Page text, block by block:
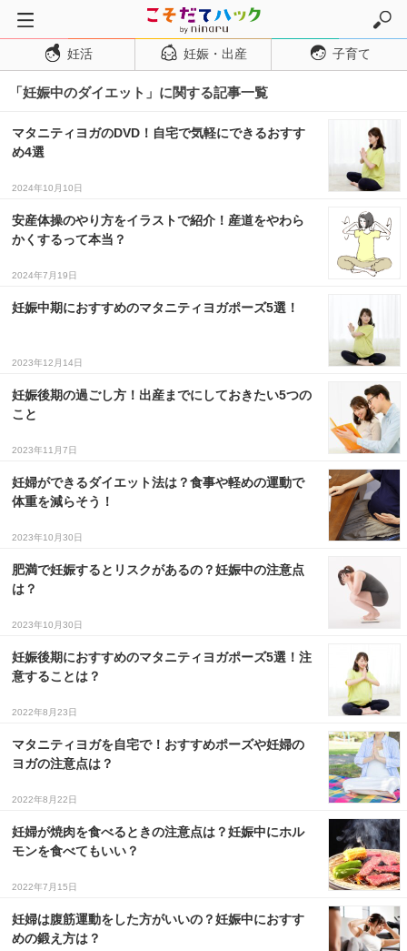
トップページ
妊活
妊娠超初期
妊娠初期
妊娠中期
妊娠後期
出産
子育て・育児
２歳児
妊活 妊娠・出産 子育て
「妊娠中のダイエット」に関する記事一覧
マタニティヨガのDVD！自宅で気軽にできるおすす
め4選
2024年10月10日
安産体操のやり方をイラストで紹介！産道をやわら
かくするって本当？
2024年7月19日
妊娠中期におすすめのマタニティヨガポーズ5選！
2023年12月14日
妊娠後期の過ごし方！出産までにしておきたい5つの
こと
2023年11月7日
妊婦ができるダイエット法は？食事や軽めの運動で
体重を減らそう！
2023年10月30日
肥満で妊娠するとリスクがあるの？妊娠中の注意点
は？
2023年10月30日
妊娠後期におすすめのマタニティヨガポーズ5選！注
意することは？
2022年8月23日
マタニティヨガを自宅で！おすすめポーズや妊婦の
ヨガの注意点は？
2022年8月22日
妊婦が焼肉を食べるときの注意点は？妊娠中にホル
モンを食べてもいい？
2022年7月15日
妊婦は腹筋運動をした方がいいの？妊娠中におすす
めの鍛え方は？